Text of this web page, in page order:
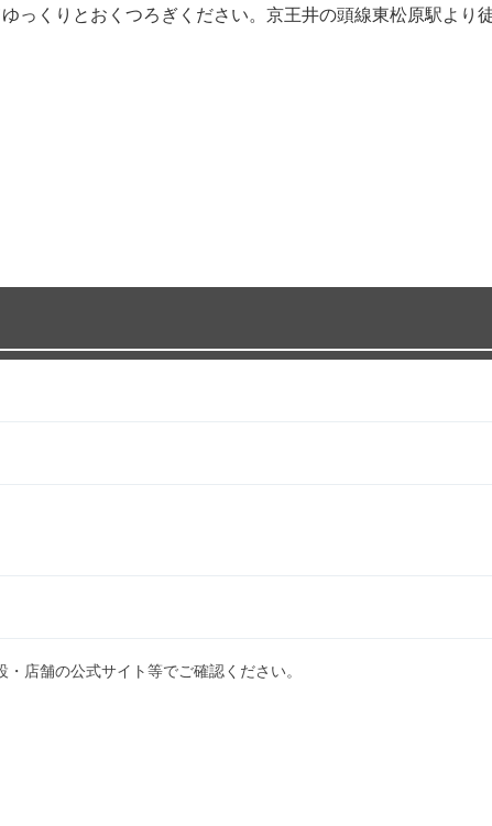
っくりとおくつろぎください。京王井の頭線東松原駅より
店舗の公式サイト等でご確認ください。